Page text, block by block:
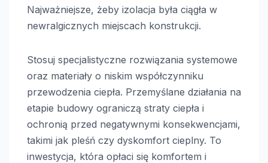
Najważniejsze, żeby izolacja była ciągła w
newralgicznych miejscach konstrukcji.
Stosuj specjalistyczne rozwiązania systemowe
oraz materiały o niskim współczynniku
przewodzenia ciepła. Przemyślane działania na
etapie budowy ograniczą straty ciepła i
ochronią przed negatywnymi konsekwencjami,
takimi jak pleśń czy dyskomfort cieplny. To
inwestycja, która opłaci się komfortem i